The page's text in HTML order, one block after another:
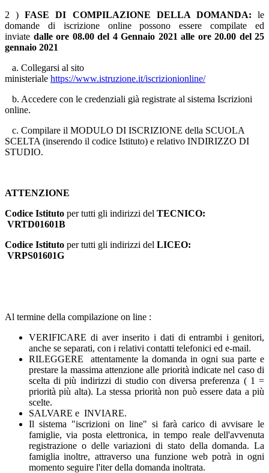
2 ) FASE DI COMPILAZIONE DELLA DOMANDA: le
domande di iscrizione online possono essere compilate ed
inviate dalle ore 08.00 del 4 Gennaio 2021 alle ore 20.00 del 25
gennaio 2021
a. Collegarsi al sito
ministeriale https://www.istruzione.it/iscrizionionline/
b. Accedere con le credenziali già registrate al sistema Iscrizioni
online.
c. Compilare il MODULO DI ISCRIZIONE della SCUOLA
SCELTA (inserendo il codice Istituto) e relativo INDIRIZZO DI
STUDIO.
ATTENZIONE
Codice Istituto per tutti gli indirizzi del TECNICO:
VRTD01601B
Codice Istituto per tutti gli indirizzi del LICEO:
VRPS01601G
Al termine della compilazione on line :
VERIFICARE di aver inserito i dati di entrambi i genitori,
anche se separati, con i relativi contatti telefonici ed e-mail.
RILEGGERE attentamente la domanda in ogni sua parte e
prestare la massima attenzione alle priorità indicate nel caso di
scelta di più indirizzi di studio con diversa preferenza ( 1 =
priorità più alta).La stessa priorità non può essere data a più
scelte.
SALVARE e INVIARE.
Il sistema "iscrizioni on line" si farà carico di avvisare le
famiglie, via posta elettronica, in tempo reale dell'avvenuta
registrazione o delle variazioni di stato della domanda. La
famiglia inoltre, attraverso una funzione web potrà in ogni
momento seguire l'iter della domanda inoltrata.